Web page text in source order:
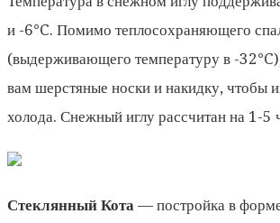
и -6°C. Помимо теплосохраняющего
(выдерживающего температуру в -
вам шерстяные носки и накидку, чтобы
холода. Снежный иглу рассчитан на 1-5
Стеклянный Кота — постройка в